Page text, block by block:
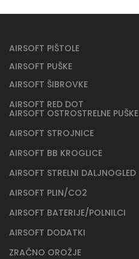
AIRSOFT PIŠTOLE
AIRSOFT PUŠKE
AIRSOFT ŠIBROVKE
AIRSOFT RED DOT
AIRSOFT OSTROSTRELNE PUŠKE
AIRSOFT STROJNICE
AIRSOFT BB KROGLICE
AIRSOFT STRELNI DALJNOGLED
AIRSOFT PLIN/CO2
AIRSOFT BATERIJE/POLNILCI
AIRSOFT DODATKI
ZRAČNO OROŽJE